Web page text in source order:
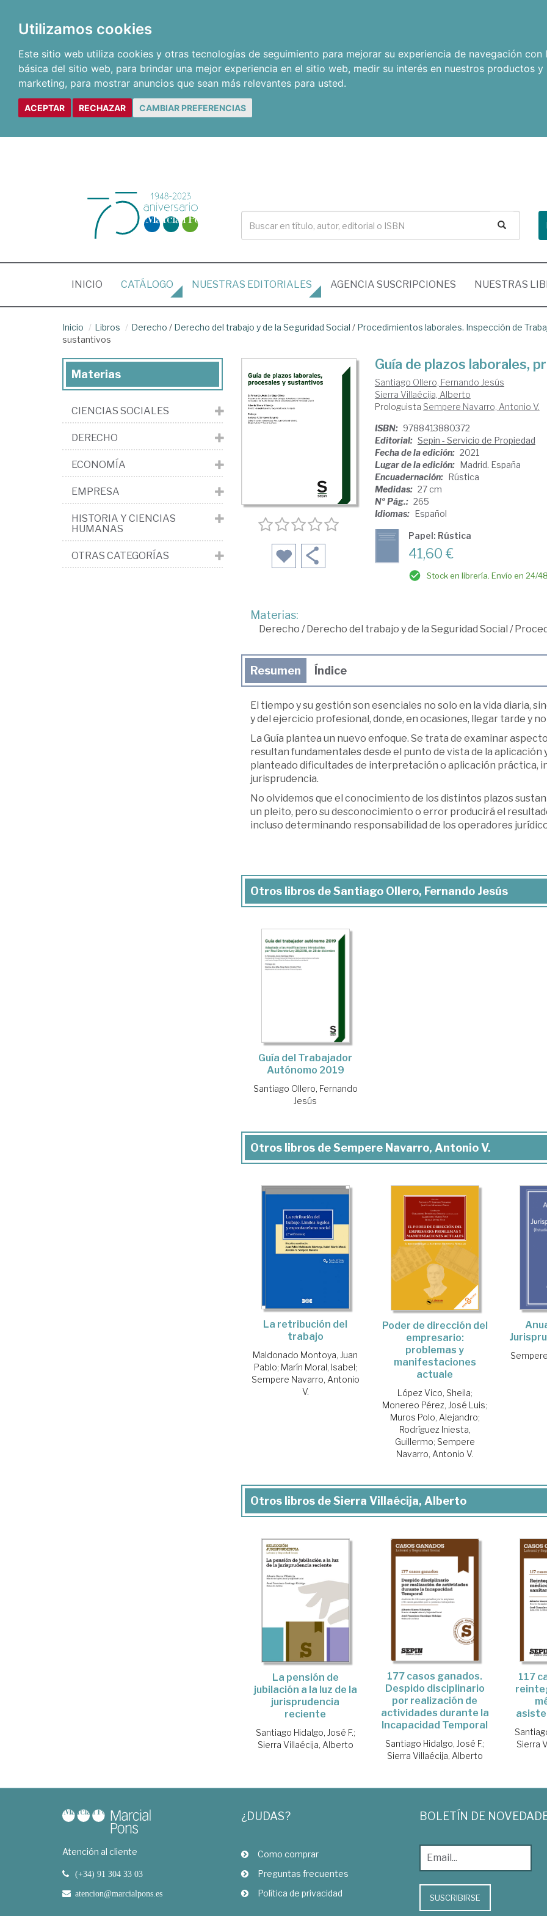
Utilizamos cookies
Este sitio web utiliza cookies y otras tecnologías de seguimiento para mejorar su experiencia de navegación
básica del sitio web, para brindar una mejor experiencia en el sitio web, medir su interés en nuestros productos
marketing, para mostrar anuncios que sean más relevantes para usted.
ACEPTAR RECHAZAR CAMBIAR PREFERENCIAS
INICIO (CURRENT)
CATÁLOGO NUESTRAS EDITORIALES AGENCIA SUSCRIPCIONES NUESTRAS
Inicio Libros Derecho / Derecho del trabajo y de la Seguridad Social / Procedimientos laborales. Inspección de
sustantivos
Guía de plazos laborales,
Santiago Ollero, Fernando Jesús
Sierra Villaécija, Alberto
Prologuista Sempere Navarro, Antonio V.
ISBN: 9788413880372
Editorial: Sepin - Servicio de Propiedad
Fecha de la edición: 2021
Lugar de la edición: Madrid. España
Encuadernación: Rústica
Medidas: 27 cm
Nº Pág.: 265
Idiomas: Español
Papel: Rústica
41,60 €
Stock en librería. Envío en 24/
Materias:
Derecho /Derecho del trabajo y de la Seguridad Social /
Resumen Índice
El tiempo y su gestión son esenciales no solo en la vida diaria,
y del ejercicio profesional, donde, en ocasiones, llegar tarde y
La Guía plantea un nuevo enfoque. Se trata de examinar
resultan fundamentales desde el punto de vista de la
planteado dificultades de interpretación o aplicación práctica,
jurisprudencia.
No olvidemos que el conocimiento de los distintos plazos
un pleito, pero su desconocimiento o error producirá el
incluso determinando responsabilidad de los operadores
Otros libros de Santiago Ollero, Fernando Jesús
Guía del Trabajador
Autónomo 2019
Santiago Ollero, Fernando
Jesús
Otros libros de Sempere Navarro, Antonio V.
La retribución del
trabajo
Maldonado Montoya, Juan
Pablo; Marín Moral, Isabel;
Sempere Navarro, Antonio
V.
Poder de dirección del
empresario:
problemas y
manifestaciones
actuale
López Vico, Sheila;
Monereo Pérez, José Luis;
Muros Polo, Alejandro;
Rodríguez Iniesta,
Guillermo; Sempere
Navarro, Antonio V.
Otros libros de Sierra Villaécija, Alberto
La pensión de
jubilación a la luz de la
jurisprudencia
reciente
Santiago Hidalgo, José F.;
Sierra Villaécija, Alberto
177 casos ganados.
Despido disciplinario
por realización de
actividades durante la
Incapacidad Temporal
Santiago Hidalgo, José F.;
Sierra Villaécija, Alberto
117
Sierra
Materias
CIENCIAS SOCIALES
DERECHO
ECONOMÍA
EMPRESA
HISTORIA Y CIENCIAS
HUMANAS
OTRAS CATEGORÍAS
Atención al cliente
(+34) 91 304 33 03
atencion@marcialpons.es
¿DUDAS?
Como comprar
Preguntas frecuentes
Política de privacidad
BOLETÍN DE
SUSCRIBIRSE